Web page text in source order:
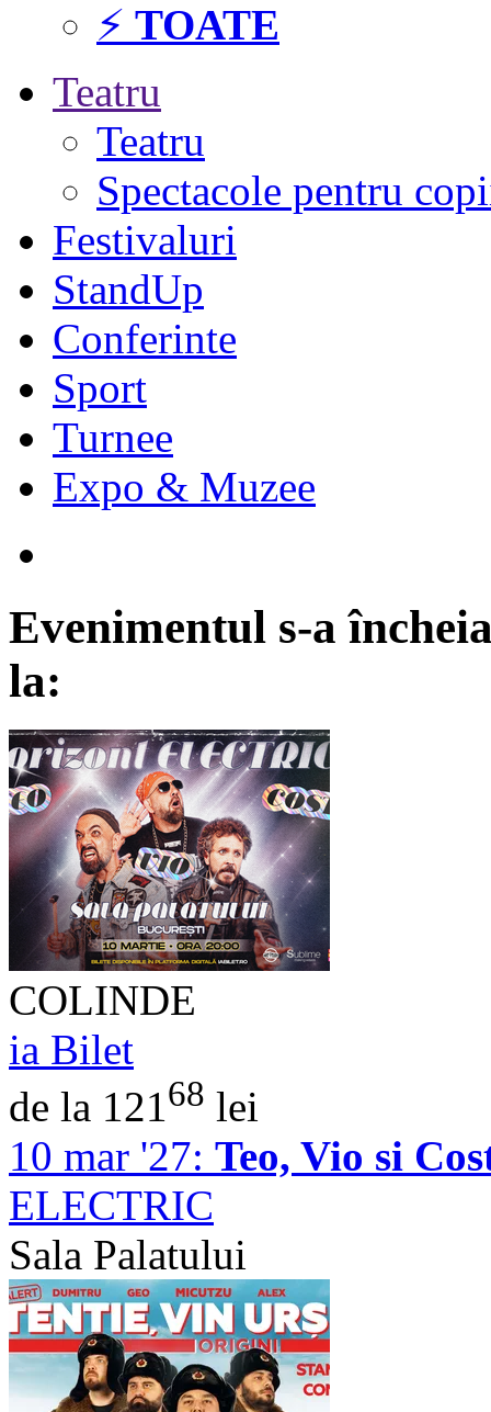
⚡ TOATE
Teatru
Teatru
Spectacole pentru
Festivaluri
StandUp
Conferinte
Sport
Turnee
Expo & Muzee
Evenimentul s-a
la:
COLINDE
ia Bilet
de la 12168 lei
10 mar '27: Teo, Vio si
ELECTRIC
Sala Palatului